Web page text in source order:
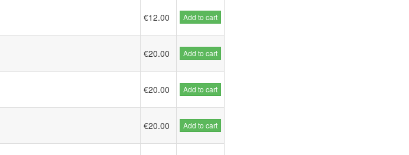
€12.00 Add to cart
€20.00 Add to cart
€20.00 Add to cart
€20.00 Add to cart